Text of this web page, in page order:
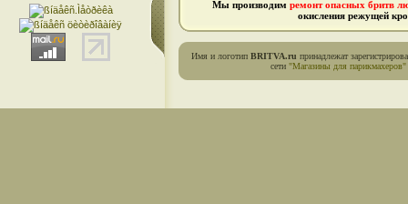
Мы производим ремонт опасных бритв
окисления режущей
Имя и логотип BRITVA.ru принадлежат
сети "Магазины для парикмахеров"